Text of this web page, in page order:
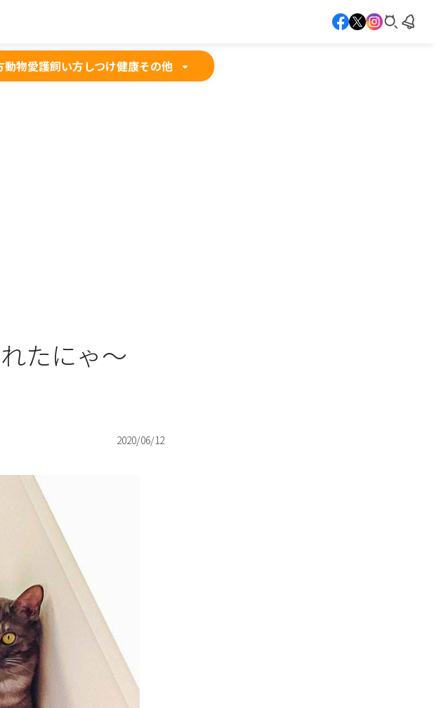
動物愛護飼い方しつけ健康その他
たにゃ～
2020/06/12